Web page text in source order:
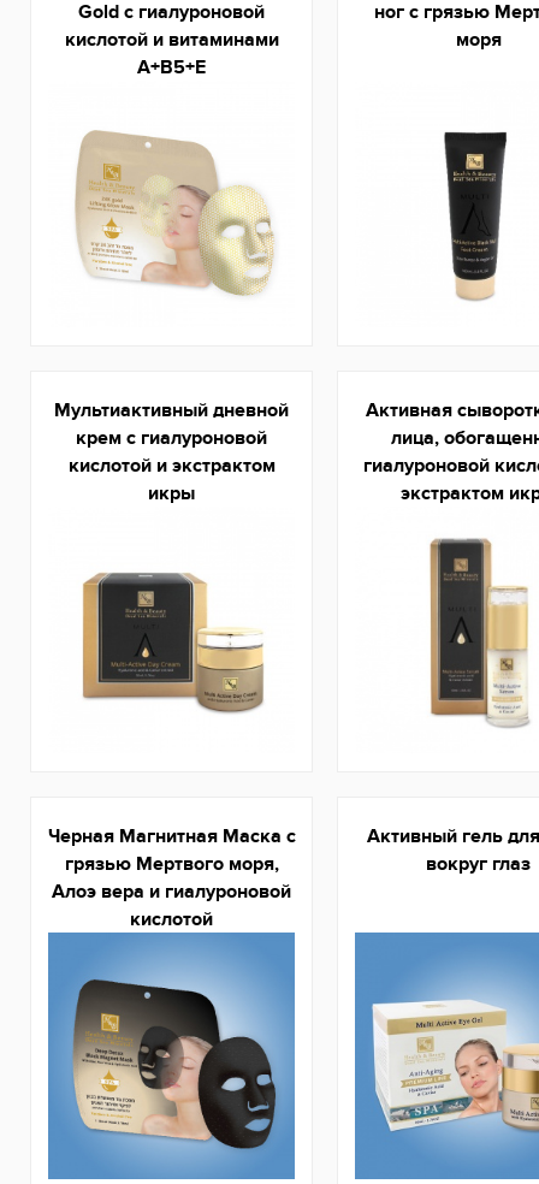
Gold с гиалуроновой
кислотой и витаминами
A+B5+E
ног с грязью
моря
Мультиактивный дневной
крем с гиалуроновой
кислотой и экстрактом
икры
Активная
лица,
гиалуроновой
экстрактом
Черная Магнитная Маска с
грязью Мертвого моря,
Алоэ вера и гиалуроновой
кислотой
Активный гель
вокруг глаз